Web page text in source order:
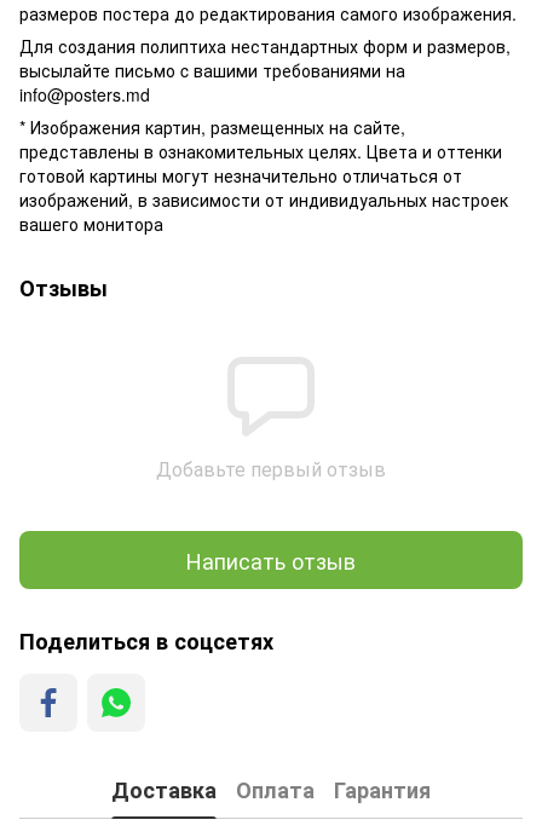
размеров постера до редактирования самого изображения.
Для создания полиптиха нестандартных форм и размеров,
высылайте письмо c вашими требованиями на
info@posters.md
* Изображения картин, размещенных на сайте,
представлены в ознакомительных целях. Цвета и оттенки
готовой картины могут незначительно отличаться от
изображений, в зависимости от индивидуальных настроек
вашего монитора
Отзывы
Добавьте первый отзыв
Написать отзыв
Поделиться в соцсетях
Доставка Оплата Гарантия